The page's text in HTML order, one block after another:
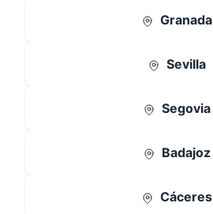
Granada
Sevilla
Segovia
Badajoz
Cáceres